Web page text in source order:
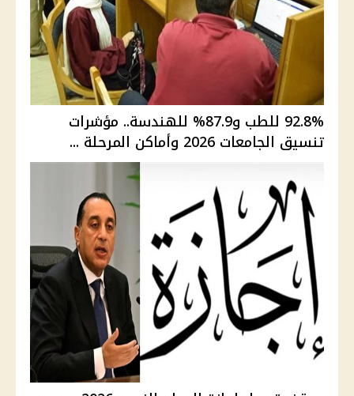
92.8% للطب و87.9% للهندسة.. مؤشرات
تنسيق الجامعات 2026 وأماكن المرحلة ...